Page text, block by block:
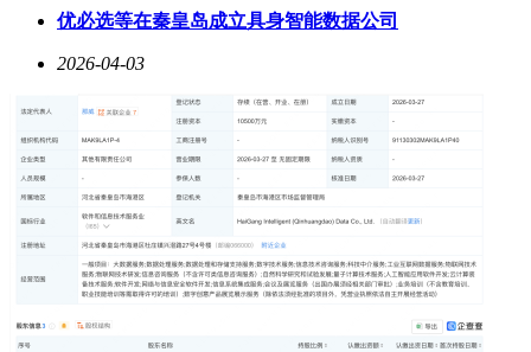
优必选等在秦皇岛成立具身智能数据公司
2026-04-03